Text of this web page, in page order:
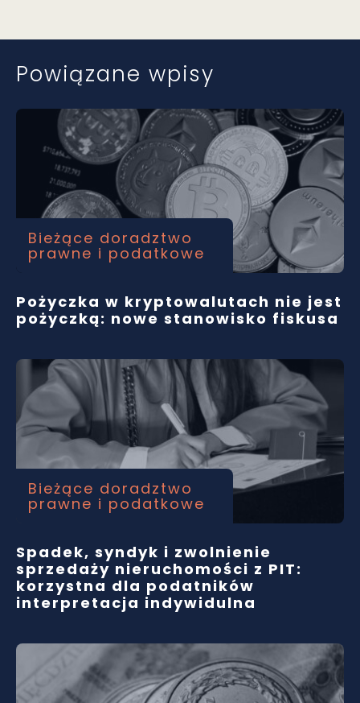
Powiązane wpisy
Bieżące doradztwo
prawne i podatkowe
Pożyczka w kryptowalutach nie jest
pożyczką: nowe stanowisko fiskusa
Bieżące doradztwo
prawne i podatkowe
Spadek, syndyk i zwolnienie
sprzedaży nieruchomości z PIT:
korzystna dla podatników
interpretacja indywidulna